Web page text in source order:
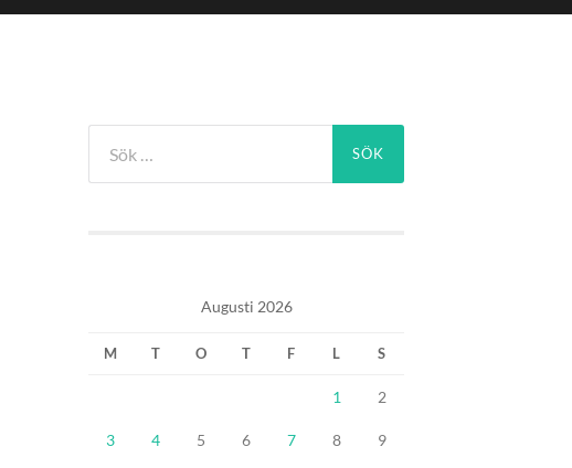
efter:
Augusti 2026
M T O T F L S
1 2
3 4 5 6 7 8 9